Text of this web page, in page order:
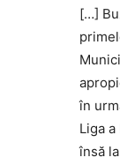
[…]
în
Liga
însă